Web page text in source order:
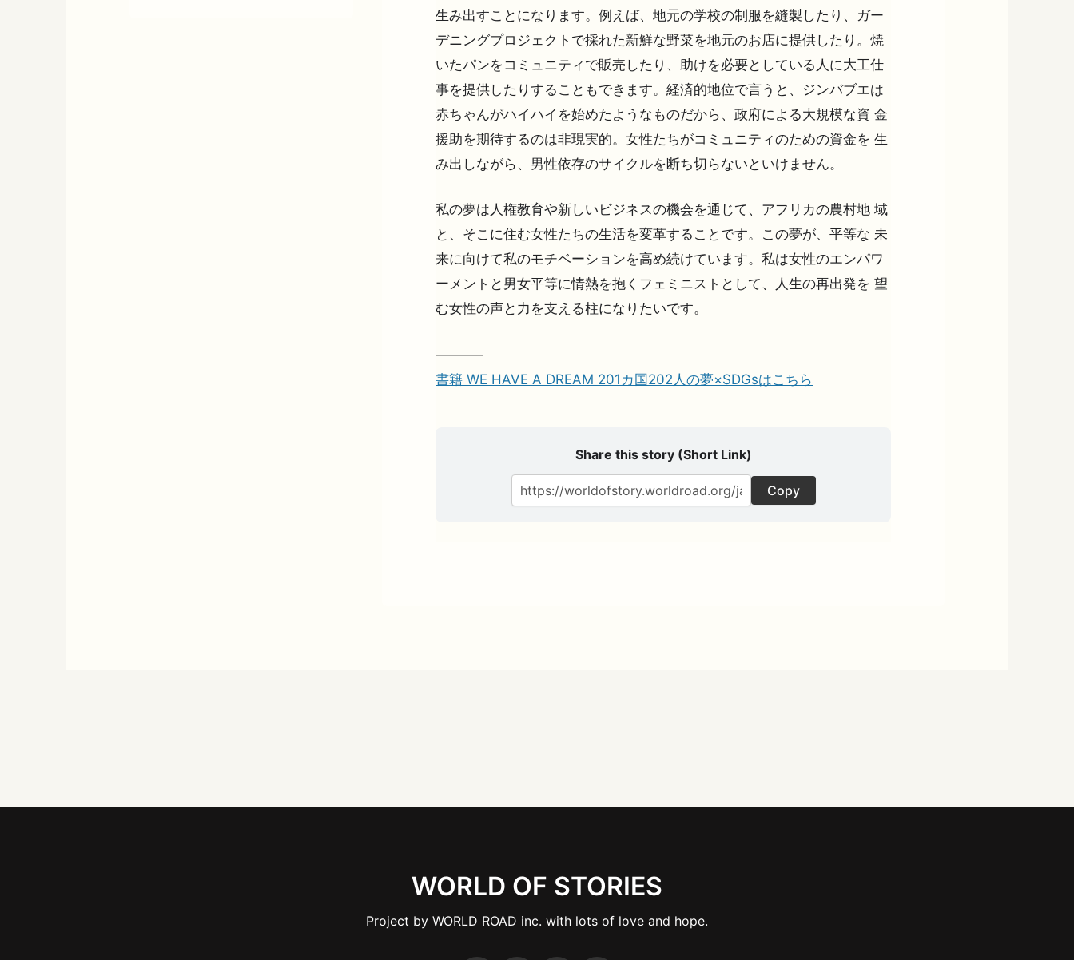
生み出すことになります。例えば、地元の学校の制服を縫製したり、ガー
デニングプロジェクトで採れた新鮮な野菜を地元のお店に提供したり。焼
いたパンをコミュニティで販売したり、助けを必要としている人に大工仕
事を提供したりすることもできます。経済的地位で言うと、ジンバブエは
赤ちゃんがハイハイを始めたようなものだから、政府による大規模な資 金
援助を期待するのは非現実的。女性たちがコミュニティのための資金を 生
み出しながら、男性依存のサイクルを断ち切らないといけません。
私の夢は人権教育や新しいビジネスの機会を通じて、アフリカの農村地 域
と、そこに住む女性たちの生活を変革することです。この夢が、平等な 未
来に向けて私のモチベーションを高め続けています。私は女性のエンパワ
ーメントと男女平等に情熱を抱くフェミニストとして、人生の再出発を 望
む女性の声と力を支える柱になりたいです。
———–
書籍 WE HAVE A DREAM 201カ国202人の夢×SDGsはこちら
Share this story (Short Link)
Copy
WORLD OF STORIES
Project by WORLD ROAD inc. with lots of love and hope.